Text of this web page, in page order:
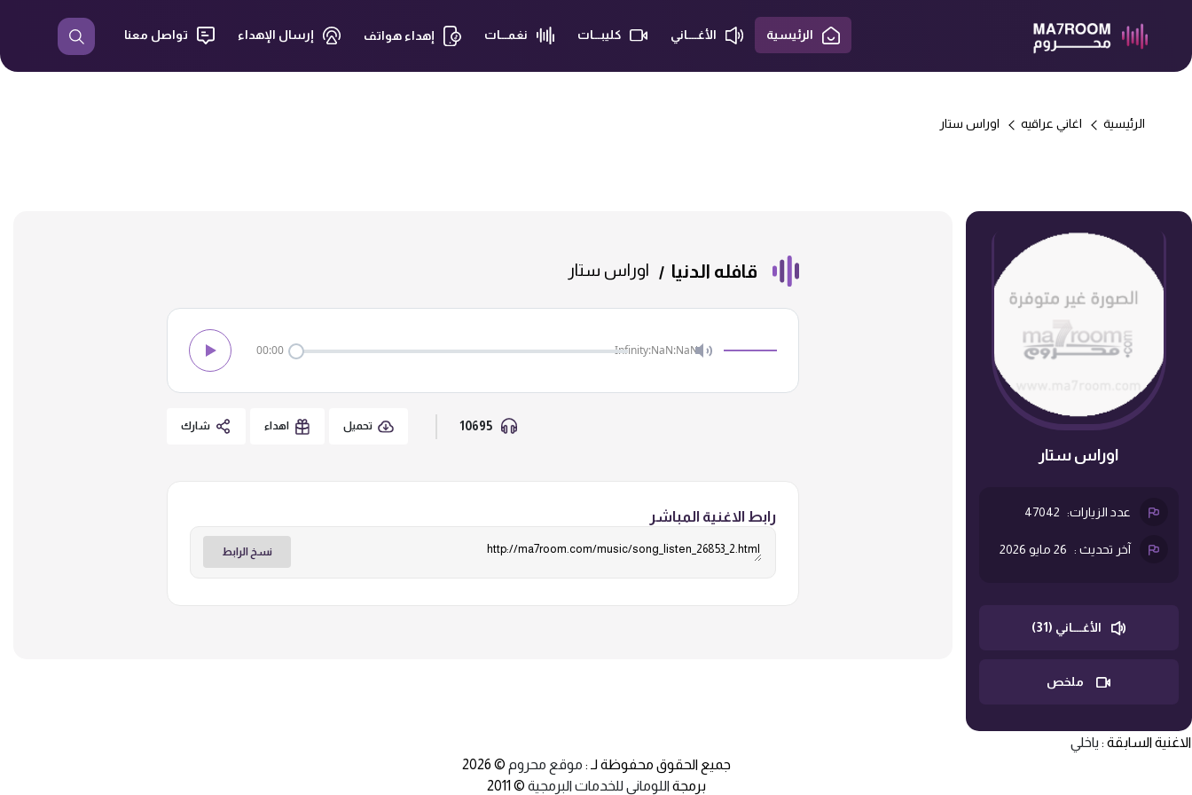
الرئيسية الأغــــاني كليبـــات نغمـــات إهداء هواتف إرسال الإهداء تواصل معنا
الرئيسية اغاني عراقيه اوراس ستار
اوراس ستار
عدد الزيارات: 47042
آخر تحديث : 26 مايو 2026
الأغــــاني (31)
ملخص
قافله الدنيا اوراس ستار
00:00 Infinity:NaN:NaN
10695 تحميل اهداء شارك
رابط الاغنية المباشر
نسخ الرابط
الاغنية السابقة : ياخلي
جميع الحقوق محفوظة لـ : موقع محروم © 2026
برمجة اللوماني للخدمات البرمجية © 2011